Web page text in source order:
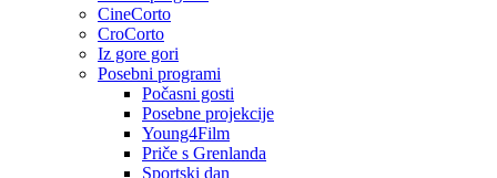
CineCorto
CroCorto
Iz gore gori
Posebni programi
Počasni gosti
Posebne projekcije
Young4Film
Priče s Grenlanda
Sportski dan